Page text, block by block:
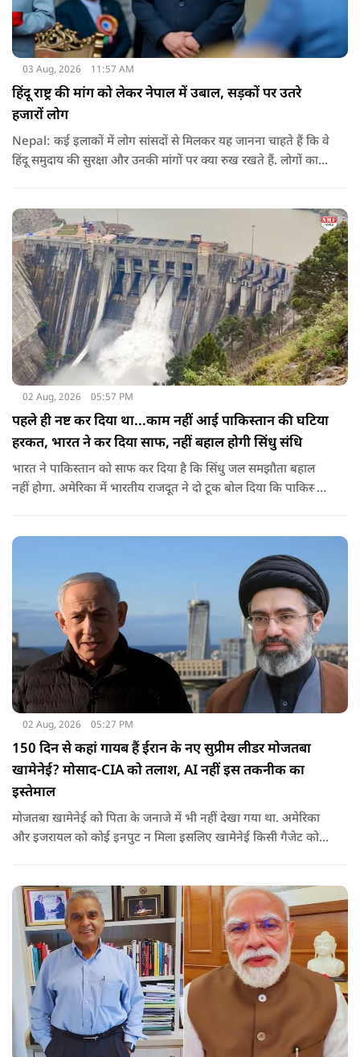
03 Aug, 2026 11:57 AM
हिंदू राष्ट्र की मांग को लेकर नेपाल में उबाल, सड़कों पर उतरे
हजारों लोग
Nepal: कई इलाकों में लोग सांसदों से मिलकर यह जानना चाहते हैं कि वे
हिंदू समुदाय की सुरक्षा और उनकी मांगों पर क्या रुख रखते हैं. लोगों का
बात रखें और संसद में भी उनकी आवाज उठाएं.
02 Aug, 2026 05:57 PM
पहले ही नष्ट कर दिया था...काम नहीं आई पाकिस्तान की घटिया
हरकत, भारत ने कर दिया साफ, नहीं बहाल होगी सिंधु संधि
भारत ने पाकिस्तान को साफ कर दिया है कि सिंधु जल समझौता बहाल
नहीं होगा. अमेरिका में भारतीय राजदूत ने दो टूक बोल दिया कि पाकिस्तान
02 Aug, 2026 05:27 PM
150 दिन से कहां गायब हैं ईरान के नए सुप्रीम लीडर मोजतबा
खामेनेई? मोसाद-CIA को तलाश, AI नहीं इस तकनीक का
इस्तेमाल
मोजतबा खामेनेई को पिता के जनाजे में भी नहीं देखा गया था. अमेरिका
और इजरायल को कोई इनपुट न मिला इसलिए खामेनेई किसी गैजेट को